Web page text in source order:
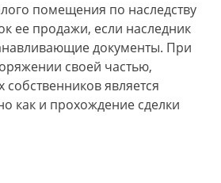
помещения по наследству
ее продажи, если наследник
документы. При
своей частью,
является
как и прохождение сделки